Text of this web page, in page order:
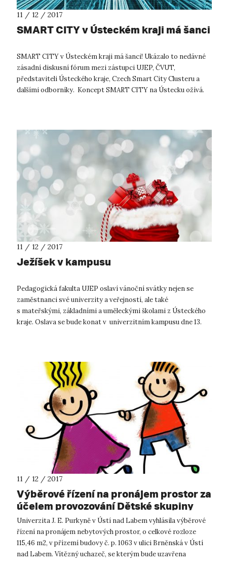
11 / 12 / 2017
SMART CITY v Ústeckém kraji má šanci
SMART CITY v Ústeckém kraji má šanci! Ukázalo to nedávné
zásadní diskusní fórum mezi zástupci UJEP, ČVUT,
představiteli Ústeckého kraje, Czech Smart City Clusteru a
dalšími odborníky. Koncept SMART CITY na Ústecku ožívá.
11 / 12 / 2017
Ježíšek v kampusu
Pedagogická fakulta UJEP oslaví vánoční svátky nejen se
zaměstnanci své univerzity a veřejností, ale také
s mateřskými, základními a uměleckými školami z Ústeckého
kraje. Oslava se bude konat v univerzitním kampusu dne 13.
11 / 12 / 2017
Výběrové řízení na pronájem prostor za
účelem provozování Dětské skupiny
Univerzita J. E. Purkyně v Ústí nad Labem vyhlásila výběrové
řízení na pronájem nebytových prostor, o celkové rozloze
115,46 m2, v přízemí budovy č. p. 1063 v ulici Brněnská v Ústí
nad Labem. Vítězný uchazeč, se kterým bude uzavřena